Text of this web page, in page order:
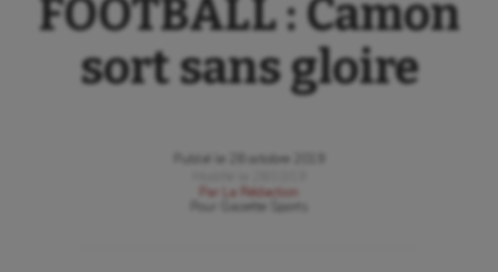
FOOTBALL : Camon
sort sans gloire
Publié le
28 octobre 2019
Par
La Rédaction
Gazette Sports